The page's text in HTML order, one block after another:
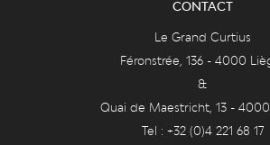
CONTACT
Le Grand Curtius
Féronstrée, 136 - 4000
&
Quai de Maestricht, 13 -
Tel : +32 (0)4 221 68 17